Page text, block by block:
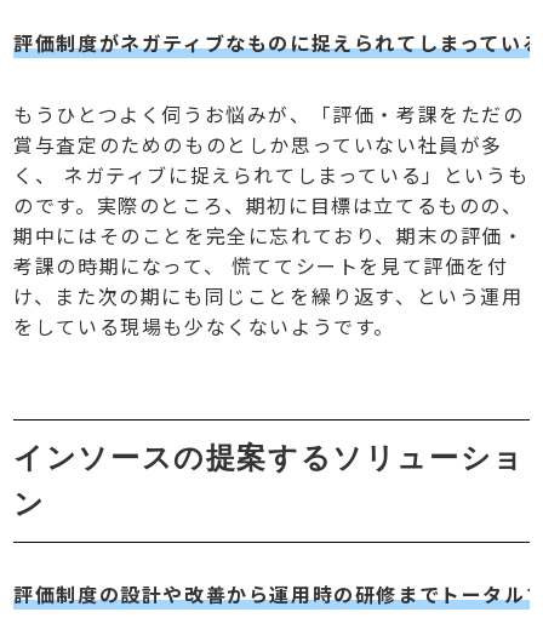
評価制度がネガティブなものに捉えられてしまっている
もうひとつよく伺うお悩みが、「評価・考課をただの
賞与査定のためのものとしか思っていない社員が多
く、 ネガティブに捉えられてしまっている」というも
のです。実際のところ、期初に目標は立てるものの、
期中にはそのことを完全に忘れており、期末の評価・
考課の時期になって、 慌ててシートを見て評価を付
け、また次の期にも同じことを繰り返す、という運用
をしている現場も少なくないようです。
インソースの提案するソリューショ
ン
評価制度の設計や改善から運用時の研修までトータル